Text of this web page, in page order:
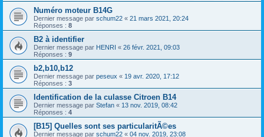
Numéro moteur B14G
Dernier message par schum22 « 21 mars 2021, 20:24
Réponses : 8
B2 à identifier
Dernier message par HENRI « 26 févr. 2021, 09:03
Réponses : 9
b2,b10,b12
Dernier message par peseux « 19 avr. 2020, 17:12
Réponses : 3
Identification de la culasse Citroen B14
Dernier message par Stefan « 13 nov. 2019, 08:42
Réponses : 4
[B15] Quelles sont ses particularitÃ©es
Dernier message par schum22 « 04 nov. 2019, 23:08